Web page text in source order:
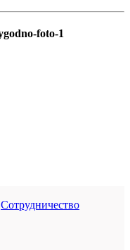
foto-1
Сотрудничество